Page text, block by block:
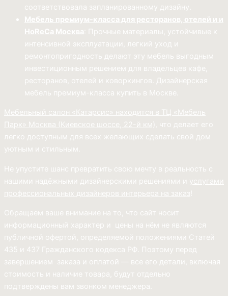
соответствовала запланированному дизайну.
Мебель премиум-класса для ресторанов, отелей и и
HoReCa Москва : Прочные материалы, устойчивые к
интенсивной эксплуатации, легкий уход и
ремонтопригодность делают эту мебель выгодным
инвестиционным решением для владельцев кафе,
ресторанов, отелей и коворкингов. Дизайнерская
мебель премиум-класса купить в Москве.
Мебельный салон «Катарсис» находится в ТЦ «Мебель
Парк» Москва ( Киевское шоссе, 22-й км)
, что делает его
легко доступным для всех желающих сделать свой дом
уютным и стильным.
Не упустите шанс превратить свою мечту в реальность с
нашими надёжными дизайнерскими решениями и услугами
профессиональных дизайнеров интерьера на заказ
Обращаем ваше внимание на то, что сайт носит
информационный характер и цены на нём не являются
публичной офертой, определяемой положениями Статей
435 и 437 Гражданского кодекса РФ. Поэтому перед
завершением заказа и оплатой — все его детали, включая
стоимость и наличие товара, будут отдельно
подтверждены вам звонком менеджера.